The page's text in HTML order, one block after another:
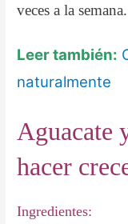
veces a la semana.
Leer también:
naturalmente
Aguacate
hacer
Ingredientes: